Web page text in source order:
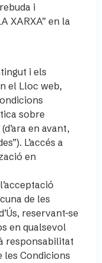
i
XARXA” en la
i els
el Lloc web,
sobre
en avant,
L’accés a
en
de les
reservant-se
en qualsevol
responsabilitat
les Condicions